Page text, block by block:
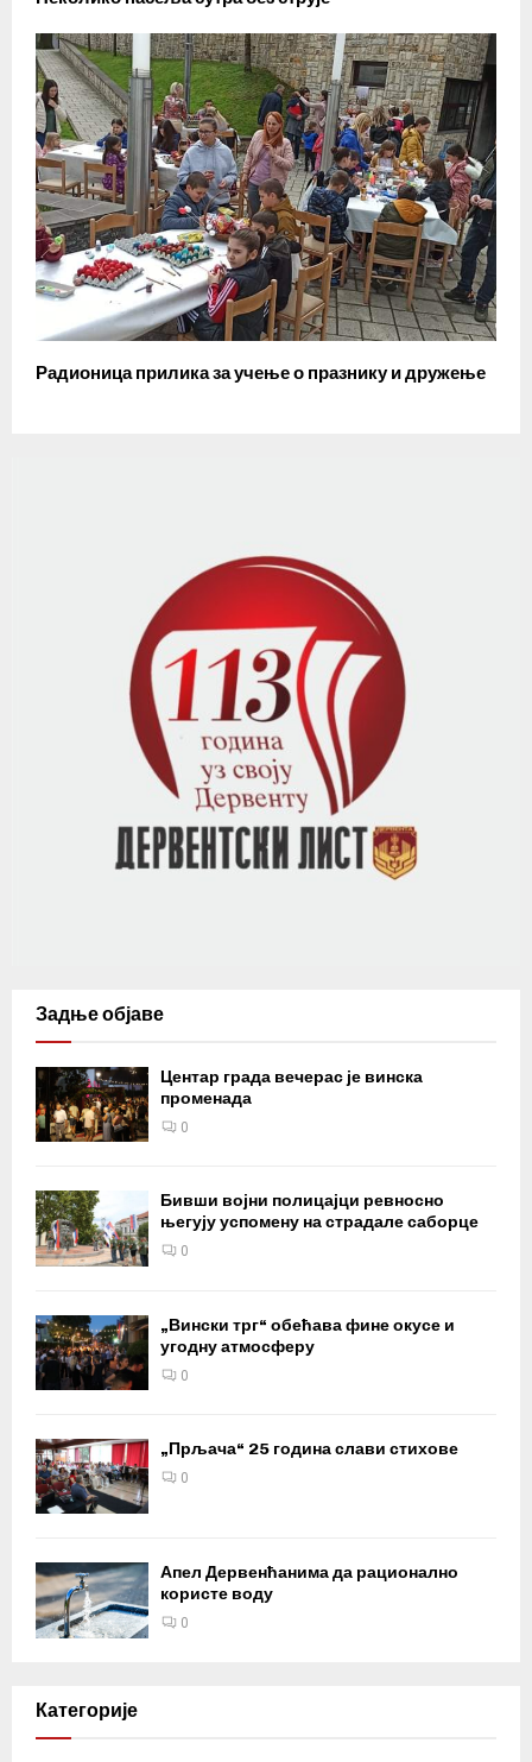
Радионица прилика за учење о празнику и дружење
Задње објаве
Центар града вечерас је винска
променада
0
Бивши војни полицајци ревносно
његују успомену на страдале саборце
0
„Вински трг“ обећава фине окусе и
угодну атмосферу
0
„Прљача“ 25 година слави стихове
0
Апел Дервенћанима да рационално
користе воду
0
Категорије